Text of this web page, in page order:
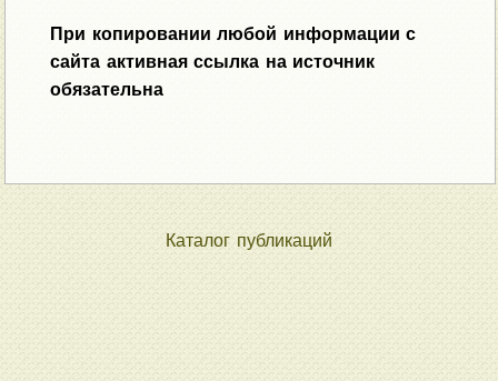
При копировании любой информации с
сайта активная ссылка на источник
обязательна
Каталог публикаций